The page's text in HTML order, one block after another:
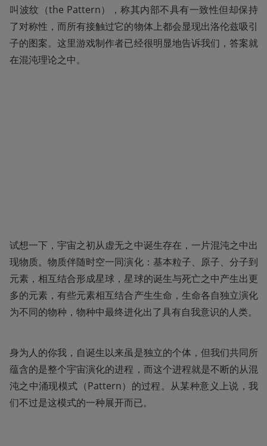
叫波纹（the Pattern），称其内部不具有一致性但却保持
了对称性，而所有接触过它的物体上都会显现出洛伦兹吸引
子的图案。这里游戏制作者已经很明显地告诉我们，答案就
在混沌理论之中。
试想一下，宇宙之初从虚无之中诞生存在，一片混沌之中出
现物质。物质伴随时空一同演化：基本粒子、原子、分子到
元素，相互结合形成星球，星球的诞生与死亡之中产生出更
多的元素，有些元素相互结合产生生命，生命各自独立演化
为不同的物种，物种中最终进化出了具有自我意识的人类。
身为人的你我，自诞生以来虽是独立的个体，但我们共同所
蕴含的是整个宇宙演化的进程，而这个进程就是不断的从混
沌之中涌现模式（Pattern）的过程。从某种意义上说，我
们不过是这模式的一种展开而已。